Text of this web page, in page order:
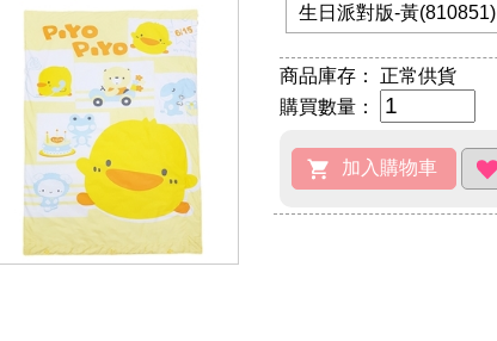
生日派對版-黃(810851)
商品庫存：
正常供貨
購買數量：